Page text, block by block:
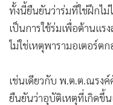
ทั้งนี้ยืนยันว่าร่มที่ใช่ฝึกไม่
เป็นการใช้ร่มเพื่อต้านแ
ไม่ใช่เหตุพารามอเตอร์ต
เช่นเดียวกับ พ.ต.ต.ณรง
ยืนยันว่าอุบัติเหตุที่เกิดขึ้น